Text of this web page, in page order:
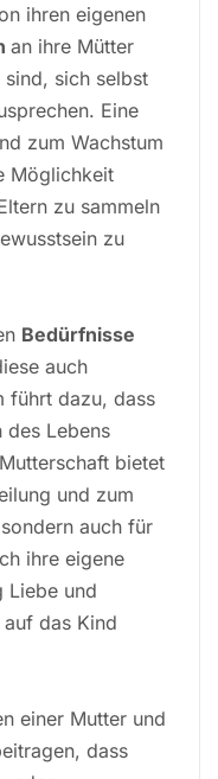
ihren eigenen
an ihre Mütter
sich selbst
Eine
zum Wachstum
Möglichkeit
zu sammeln
zu
Bedürfnisse
auch
führt dazu, dass
des Lebens
bietet
und zum
auch für
ihre eigene
Liebe und
das Kind
einer Mutter und
dass